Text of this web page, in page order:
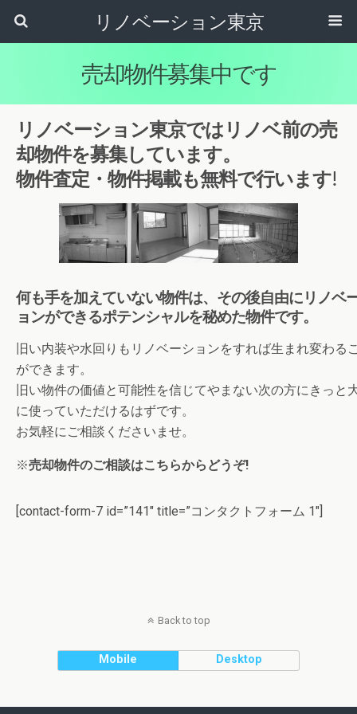
リノベーション東京
売却物件募集中です
リノベーション東京ではリノベ前の売
却物件を募集しています。
物件査定・物件掲載も無料で行います!
何も手を加えていない物件は、その後自由にリノベ
ョンができるポテンシャルを秘めた物件です。
旧い内装や水回りもリノベーションをすれば生まれ変わる
ができます。
旧い物件の価値と可能性を信じてやまない次の方にきっと
に使っていただけるはずです。
お気軽にご相談くださいませ。
※売却物件のご相談はこちらからどうぞ!
[contact-form-7 id=”141″ title=”コンタクトフォーム 1″]
Back to top
Mobile Desktop